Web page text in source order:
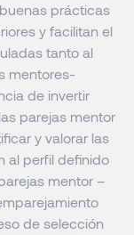
prácticas
y facilitan el
tanto al
mentores-
de invertir
parejas mentor
y valorar las
al perfil definido
mentor –
de selección